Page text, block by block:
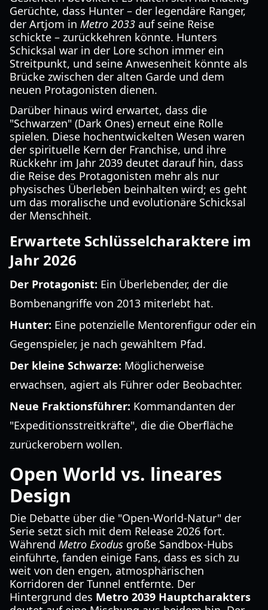
Gerüchte, dass Hunter – der legendäre Ranger,
der Artjom in Metro 2033 auf seine Reise
schickte – zurückkehren könnte. Hunters
Schicksal war in der Lore schon immer ein
Streitpunkt, und seine Anwesenheit könnte als
Brücke zwischen der alten Garde und dem
neuen Protagonisten dienen.
Darüber hinaus wird erwartet, dass die
"Schwarzen" (Dark Ones) erneut eine Rolle
spielen. Diese hochentwickelten Wesen waren
der spirituelle Kern der Franchise, und ihre
Rückkehr im Jahr 2039 deutet darauf hin, dass
die Reise des Protagonisten mehr als nur
physisches Überleben beinhalten wird; es geht
um das moralische und evolutionäre Schicksal
der Menschheit.
Erwartete Schlüsselcharaktere im
Jahr 2026
Der Protagonist: Ein Überlebender, der die
Bombenangriffe von 2013 miterlebt hat.
Hunter: Eine potenzielle Mentorenfigur oder ein
Gegenspieler, je nach gewähltem Pfad.
Der kleine Schwarze: Möglicherweise
erwachsen, agiert als Führer oder Beobachter.
Neue Fraktionsführer: Kommandanten der
"Expeditionsstreitkräfte", die die Oberfläche
zurückerobern wollen.
Open World vs. lineares
Design
Die Debatte über die "Open-World-Natur" der
Serie setzt sich mit dem Release 2026 fort.
Während Metro Exodus große Sandbox-Hubs
einführte, fanden einige Fans, dass es sich zu
weit von den engen, atmosphärischen
Korridoren der Tunnel entfernte. Der
Hintergrund des Metro 2039 Hauptcharakters